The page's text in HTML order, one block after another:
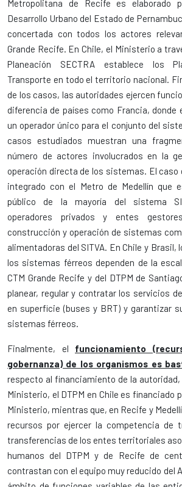
Metropolitana de Recife es elaborado
Desarrollo Urbano del Estado de
concertada con todos los actores
Grande Recife. En Chile, el Ministerio a
Planeación SECTRA establece los
Transporte en todo el territorio nacional.
de los casos, las autoridades ejercen
diferencia de países como Francia, donde
un operador único para el conjunto del
casos estudiados muestran una
número de actores involucrados en la
operación directa de los sistemas. El caso
integrado con el Metro de Medellín que
público de la mayoría del sistema
operadores privados y entes
construcción y operación de sistemas
alimentadoras del SITVA. En Chile y Brasil,
los sistemas férreos dependen de la
CTM Grande Recife y del DTPM de
planear, regular y contratar los servicios
en superficie (buses y BRT) y garantizar
sistemas férreos.
Finalmente, el funcionamiento
gobernanza) de los organismos es
respecto al financiamiento de la autoridad,
Ministerio, el DTPM en Chile es financiado
Ministerio, mientras que, en Recife y
recursos por ejercer la competencia de
transferencias de los entes territoriales
humanos del DTPM y de Recife de
contrastan con el equipo muy reducido del